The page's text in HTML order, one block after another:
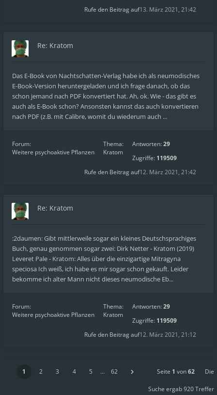
13. März 2021, 21:42
Rufe den Beitrag auf
Re: Kratom
Das E-Book von Nachtschatten-Verlag habe ich als neumodisches
E-Book-Version heruntergeladen und ich frage danach, ob das
schon jemand nach PDF konvertiert hat. Ah, ok. Wie - das gibt es
auch als E-Book schon? Ansonsten kannst das auch konvertieren
nach PDF (z.B. mit Calibre, womit du wiederum auch ...
Forum:
Weitere psychoaktive Pflanzen
Thema:
Kratom
Antworten:29
Zugriffe: 119509
12. März 2021, 21:42
Rufe den Beitrag auf
Re: Kratom
:2daumen: Gibt mittlerweile sogar ein kleines Deutschsprachiges
Buch, genau genommen sogar zwei: Dirk Netter - Kratom (2019)
Leveret Pale - Kratom: Alles über die einzigartige Mitragyna
speciosa Ich weiß, ich habe es mir sogar schon gekauft. Leider
bekomme ich alter Mann nicht dieses neumodische Eb...
Forum:
Weitere psychoaktive Pflanzen
Thema:
Kratom
Antworten:29
Zugriffe: 119509
12. März 2021, 21:12
Rufe den Beitrag auf
1 2 3 4 5 … 62 Seite 1 von62 Die
Suche ergab 920 Treffer